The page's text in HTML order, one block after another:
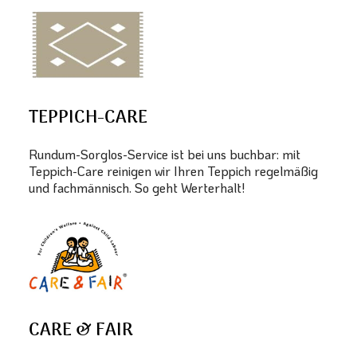
TEPPICH-CARE
Rundum-Sorglos-Service ist bei uns buchbar: mit
Teppich-Care reinigen wir Ihren Teppich regelmäßig
und fachmännisch. So geht Werterhalt!
CARE & FAIR